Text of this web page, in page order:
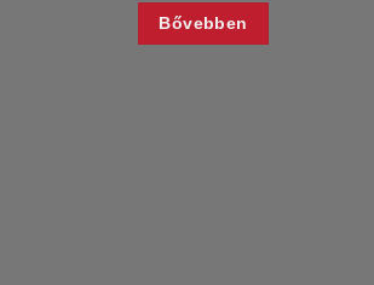
Bővebben